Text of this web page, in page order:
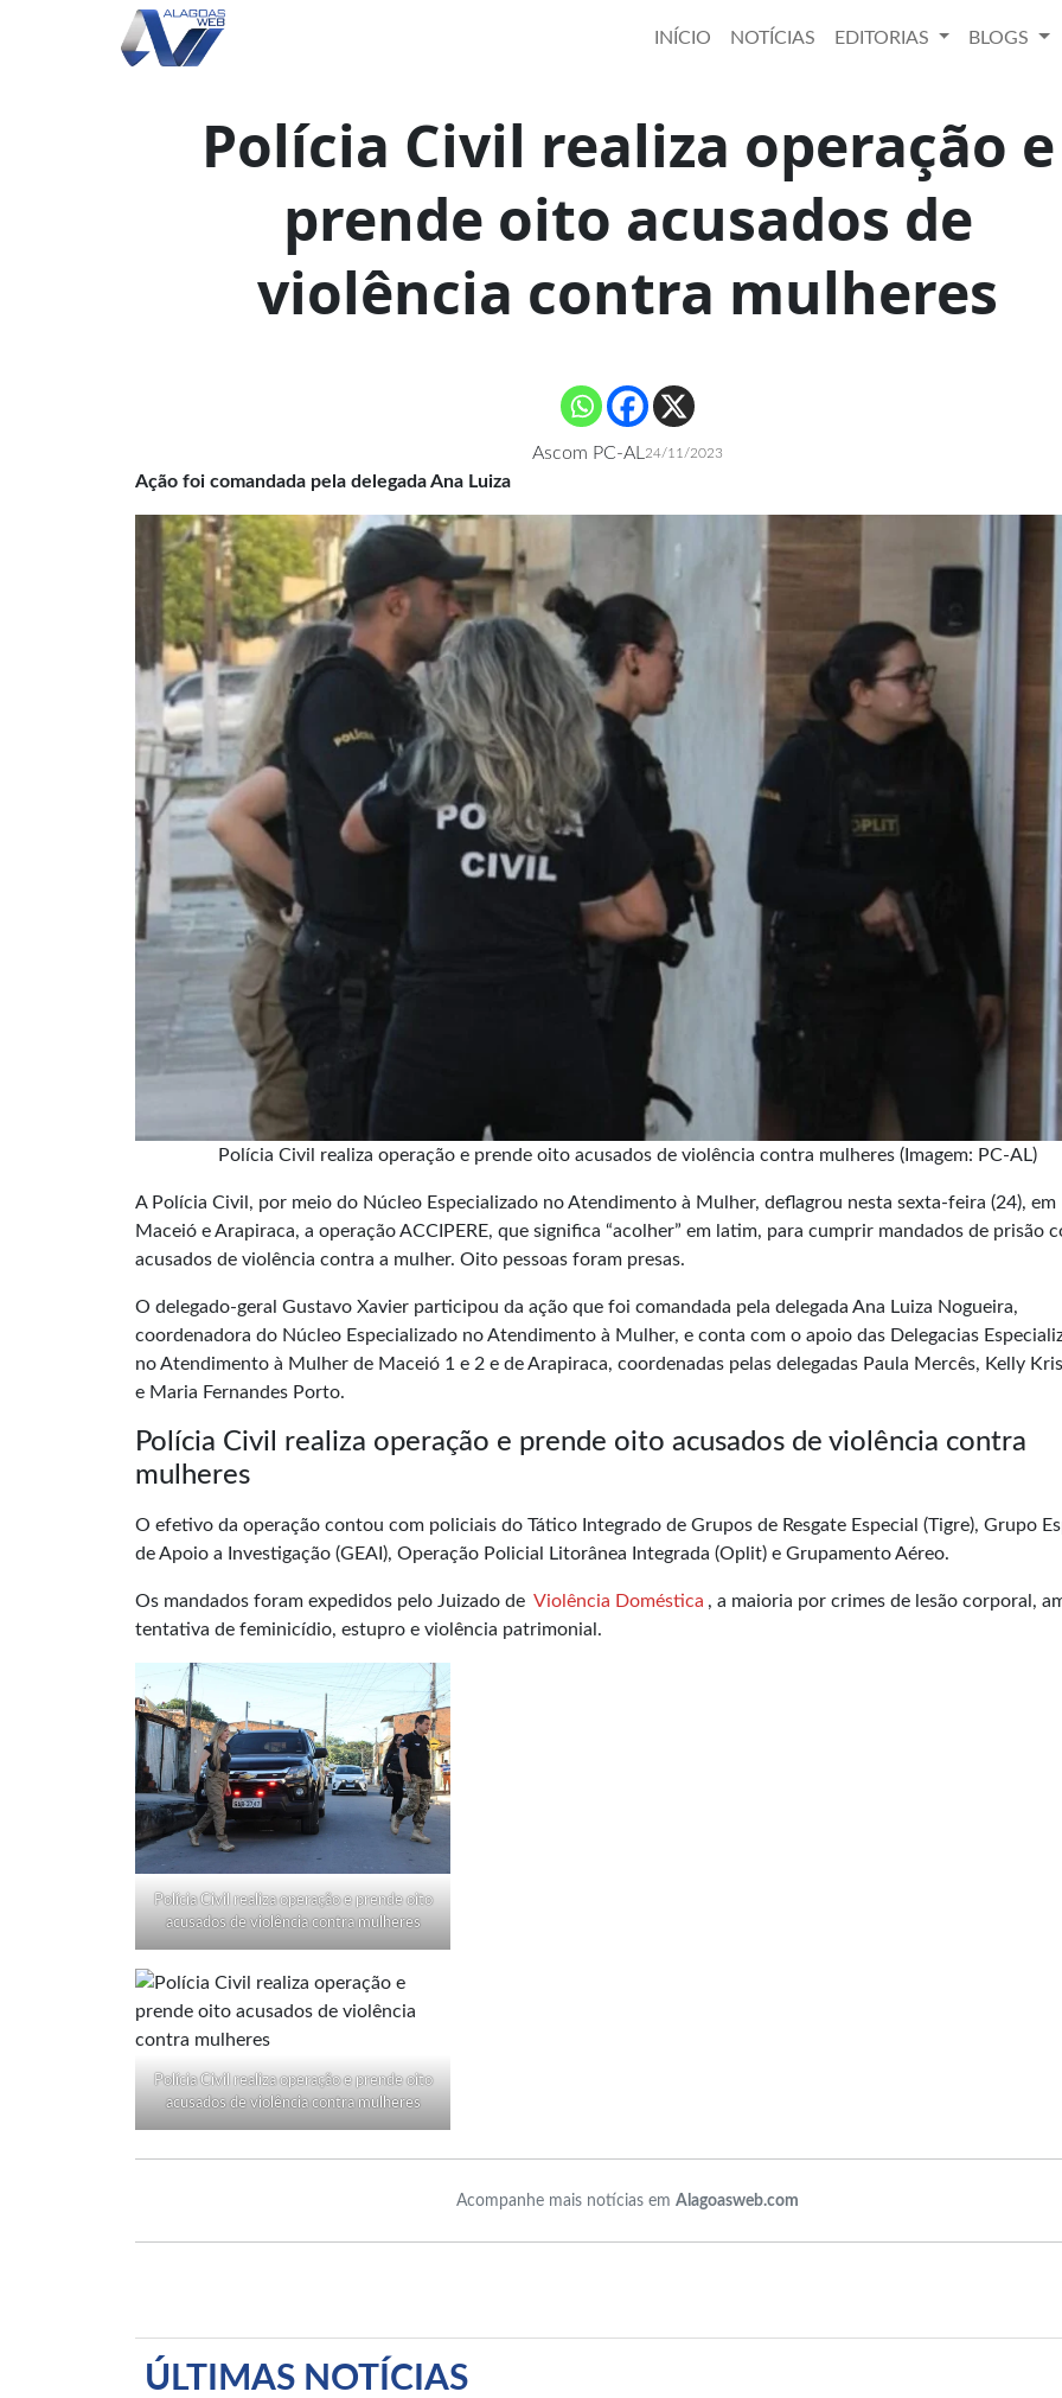
INÍCIO NOTÍCIAS EDITORIAS BLOGS
Polícia Civil realiza operação e
prende oito acusados de
violência contra mulheres
Ascom PC-AL 24/11/2023
Ação foi comandada pela delegada Ana Luiza
Polícia Civil realiza operação e prende oito acusados de violência contra mulheres (Imagem: PC-AL)
A Polícia Civil , por meio do Núcleo Especializado no Atendimento à Mulher, deflagrou nesta sexta-feira (24), em
Maceió e Arapiraca, a operação ACCIPERE, que significa “acolher” em latim, para cumprir mandados de prisão
acusados de violência contra a mulher. Oito pessoas foram presas.
O delegado-geral Gustavo Xavier participou da ação que foi comandada pela delegada Ana Luiza Nogueira,
coordenadora do Núcleo Especializado no Atendimento à Mulher, e conta com o apoio das Delegacias
no Atendimento à Mulher de Maceió 1 e 2 e de Arapiraca, coordenadas pelas delegadas Paula Mercês, Kelly
e Maria Fernandes Porto.
Polícia Civil realiza operação e prende oito acusados de violência contra
mulheres
O efetivo da operação contou com policiais do Tático Integrado de Grupos de Resgate Especial (Tigre), Grupo
de Apoio a Investigação (GEAI), Operação Policial Litorânea Integrada (Oplit) e Grupamento Aéreo.
Os mandados foram expedidos pelo Juizado de Violência Doméstica , a maioria por crimes de lesão corporal,
tentativa de feminicídio, estupro e violência patrimonial.
Polícia Civil realiza operação e prende oito
acusados de violência contra mulheres
Polícia Civil realiza operação e prende oito
acusados de violência contra mulheres
Acompanhe mais notícias em Alagoasweb.com
ÚLTIMAS NOTÍCIAS